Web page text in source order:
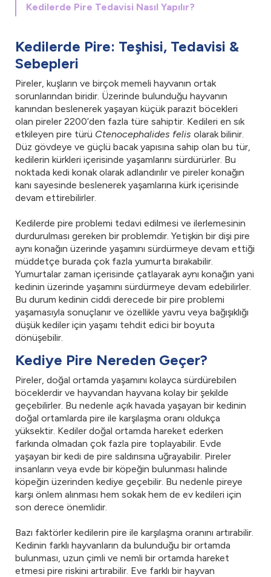
Kedilerde Pire Tedavisi Nasıl Yapılır?
Kedilerde Pire: Teşhisi, Tedavisi &
Sebepleri
Pireler, kuşların ve birçok memeli hayvanın ortak
sorunlarından biridir. Üzerinde bulunduğu hayvanın
kanından beslenerek yaşayan küçük parazit böcekleri
olan pireler 2200’den fazla türe sahiptir. Kedileri en sık
etkileyen pire türü Ctenocephalides felis olarak bilinir.
Düz gövdeye ve güçlü bacak yapısına sahip olan bu tür,
kedilerin kürkleri içerisinde yaşamlarını sürdürürler. Bu
noktada kedi konak olarak adlandırılır ve pireler konağın
kanı sayesinde beslenerek yaşamlarına kürk içerisinde
devam ettirebilirler.
Kedilerde pire problemi tedavi edilmesi ve ilerlemesinin
durdurulması gereken bir problemdir. Yetişkin bir dişi pire
aynı konağın üzerinde yaşamını sürdürmeye devam ettiği
müddetçe burada çok fazla yumurta bırakabilir.
Yumurtalar zaman içerisinde çatlayarak aynı konağın yani
kedinin üzerinde yaşamını sürdürmeye devam edebilirler.
Bu durum kedinin ciddi derecede bir pire problemi
yaşamasıyla sonuçlanır ve özellikle yavru veya bağışıklığı
düşük kediler için yaşamı tehdit edici bir boyuta
dönüşebilir.
Kediye Pire Nereden Geçer?
Pireler, doğal ortamda yaşamını kolayca sürdürebilen
böceklerdir ve hayvandan hayvana kolay bir şekilde
geçebilirler. Bu nedenle açık havada yaşayan bir kedinin
doğal ortamlarda pire ile karşılaşma oranı oldukça
yüksektir. Kediler doğal ortamda hareket ederken
farkında olmadan çok fazla pire toplayabilir. Evde
yaşayan bir kedi de pire saldırısına uğrayabilir. Pireler
insanların veya evde bir köpeğin bulunması halinde
köpeğin üzerinden kediye geçebilir. Bu nedenle pireye
karşı önlem alınması hem sokak hem de ev kedileri için
son derece önemlidir.
Bazı faktörler kedilerin pire ile karşılaşma oranını artırabilir.
Kedinin farklı hayvanların da bulunduğu bir ortamda
bulunması, uzun çimli ve nemli bir ortamda hareket
etmesi pire riskini artırabilir. Eve farklı bir hayvan